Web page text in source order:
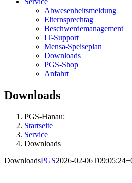
Abwesenheitsmeldung
Elternsprechtag
Beschwerdemanagement
IT-Support
Mensa-Speiseplan
Downloads
PGS-Shop
Anfahrt
Downloads
PGS-Hanau:
Startseite
Service
Downloads
DownloadsPGS2026-02-